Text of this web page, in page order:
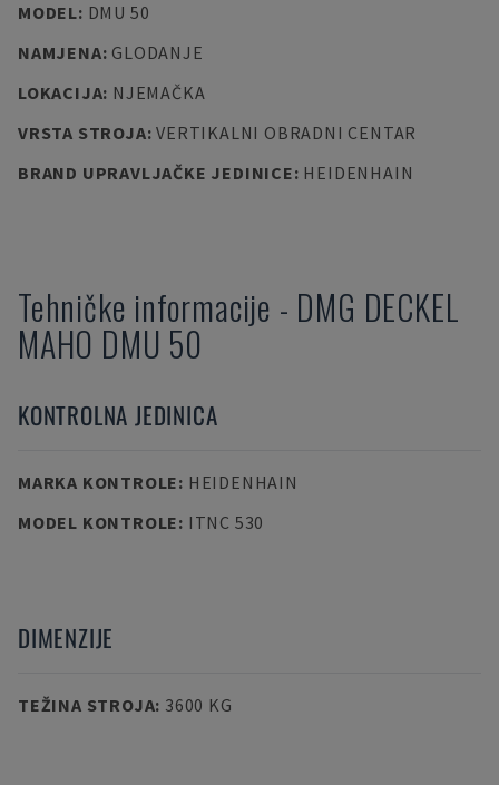
MODEL: DMU 50
NAMJENA: GLODANJE
LOKACIJA: NJEMAČKA
VRSTA STROJA:VERTIKALNI OBRADNI CENTAR
BRAND UPRAVLJAČKE JEDINICE: HEIDENHAIN
Tehničke informacije - DMG DECKEL
MAHO DMU 50
KONTROLNA JEDINICA
MARKA KONTROLE: HEIDENHAIN
MODEL KONTROLE: ITNC 530
DIMENZIJE
TEŽINA STROJA: 3600 KG